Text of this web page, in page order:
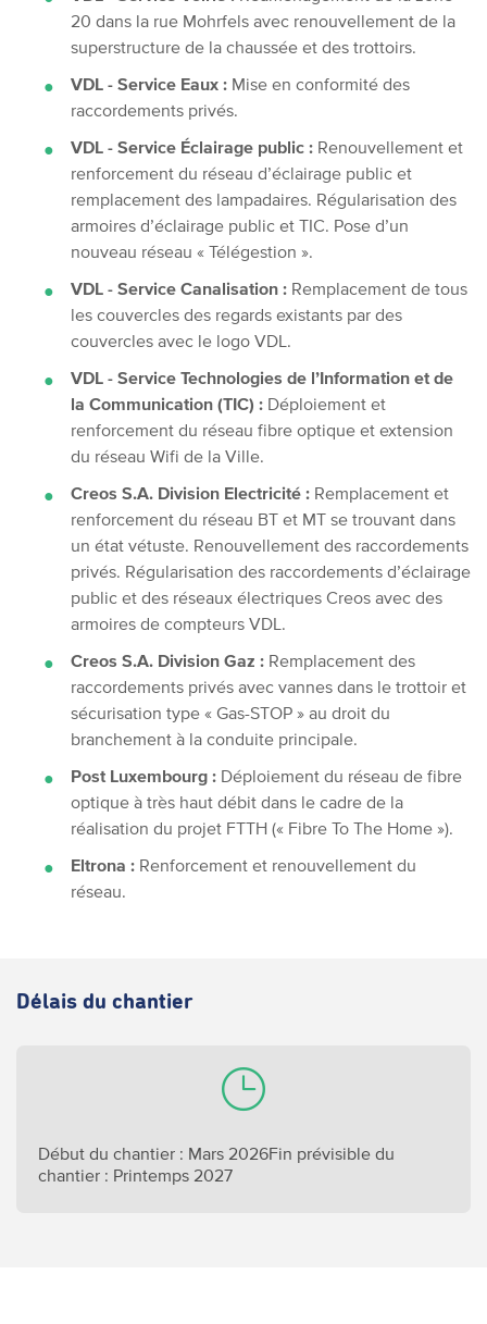
20 dans la rue Mohrfels avec renouvellement de la
superstructure de la chaussée et des trottoirs.
VDL - Service Eaux : Mise en conformité des
raccordements privés.
VDL - Service Éclairage public : Renouvellement et
renforcement du réseau d’éclairage public et
remplacement des lampadaires. Régularisation des
armoires d’éclairage public et TIC. Pose d’un
nouveau réseau « Télégestion ».
VDL - Service Canalisation : Remplacement de tous
les couvercles des regards existants par des
couvercles avec le logo VDL.
VDL - Service Technologies de l’Information et de
la Communication (TIC) : Déploiement et
renforcement du réseau fibre optique et extension
du réseau Wifi de la Ville.
Creos S.A. Division Electricité : Remplacement et
renforcement du réseau BT et MT se trouvant dans
un état vétuste. Renouvellement des raccordements
privés. Régularisation des raccordements d’éclairage
public et des réseaux électriques Creos avec des
armoires de compteurs VDL.
Creos S.A. Division Gaz : Remplacement des
raccordements privés avec vannes dans le trottoir et
sécurisation type « Gas-STOP » au droit du
branchement à la conduite principale.
Post Luxembourg : Déploiement du réseau de fibre
optique à très haut débit dans le cadre de la
réalisation du projet FTTH (« Fibre To The Home »).
Eltrona : Renforcement et renouvellement du
réseau.
Délais du chantier
Début du chantier : Mars 2026Fin prévisible du
chantier : Printemps 2027